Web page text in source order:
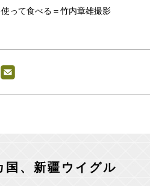
って食べる＝竹内章雄撮影
、新疆ウイグル